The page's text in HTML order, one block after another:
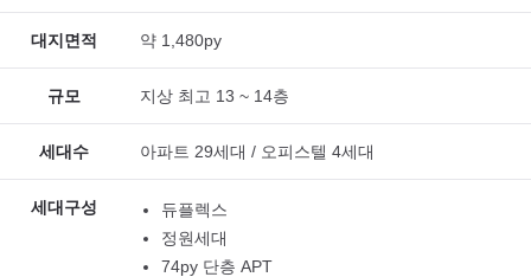
대지면적 약 1,480py
규모 지상 최고 13 ~ 14층
세대수 아파트 29세대 / 오피스텔 4세대
세대구성
듀플렉스
정원세대
74py 단층 APT